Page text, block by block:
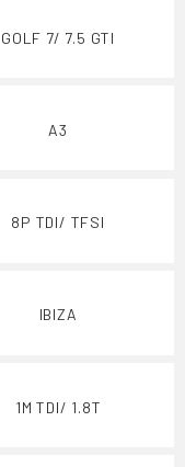
GOLF 7/ 7.5 GTI
A3
8P TDI/ TFSI
IBIZA
1M TDI/ 1.8T